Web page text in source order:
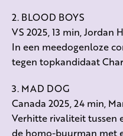
2. BLOOD BOYS
VS 2025, 13 min, Jordan
In een meedogenloze
tegen topkandidaat
3. MAD DOG
Canada 2025, 24 min,
Verhitte rivaliteit tussen
de homo-buurman met